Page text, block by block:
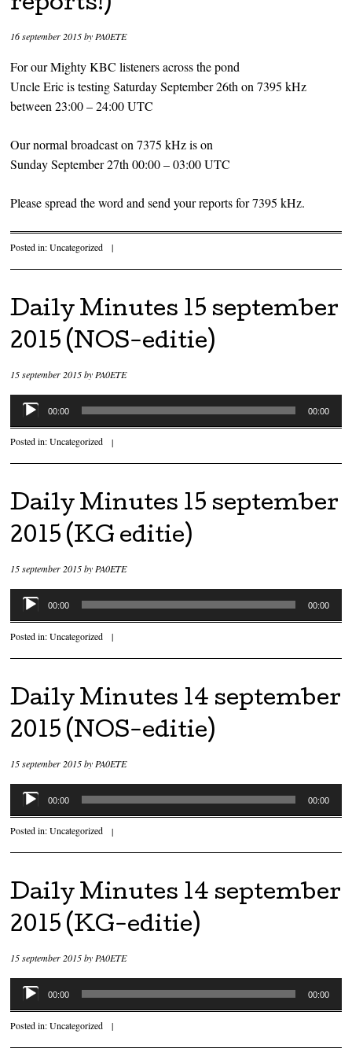
reports!)
16 september 2015byPA0ETE
For our Mighty KBC listeners across the pond
Uncle Eric is testing Saturday September 26th on 7395 kHz
between 23:00 – 24:00 UTC
Our normal broadcast on 7375 kHz is on
Sunday September 27th 00:00 – 03:00 UTC
Please spread the word and send your reports for 7395 kHz.
Posted in:Uncategorized |
Daily Minutes 15 september
2015 (NOS-editie)
15 september 2015by PA0ETE
Audiospeler
00:00 00:00
Posted in:Uncategorized |
Daily Minutes 15 september
2015 (KG editie)
15 september 2015byPA0ETE
Audiospeler
00:00 00:00
Posted in:Uncategorized |
Daily Minutes 14 september
2015 (NOS-editie)
15 september 2015by PA0ETE
Audiospeler
00:00 00:00
Posted in:Uncategorized |
Daily Minutes 14 september
2015 (KG-editie)
15 september 2015byPA0ETE
Audiospeler
00:00 00:00
Posted in:Uncategorized |